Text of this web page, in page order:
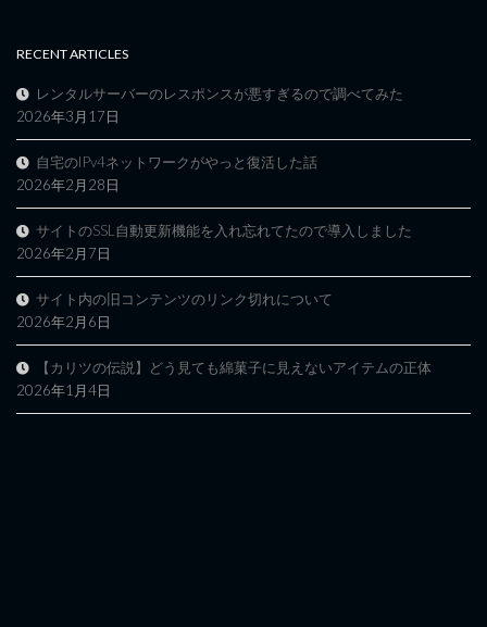
RECENT ARTICLES
レンタルサーバーのレスポンスが悪すぎるので調べてみた
2026年3月17日
自宅のIPv4ネットワークがやっと復活した話
2026年2月28日
サイトのSSL自動更新機能を入れ忘れてたので導入しました
2026年2月7日
サイト内の旧コンテンツのリンク切れについて
2026年2月6日
【カリツの伝説】どう見ても綿菓子に見えないアイテムの正体
2026年1月4日